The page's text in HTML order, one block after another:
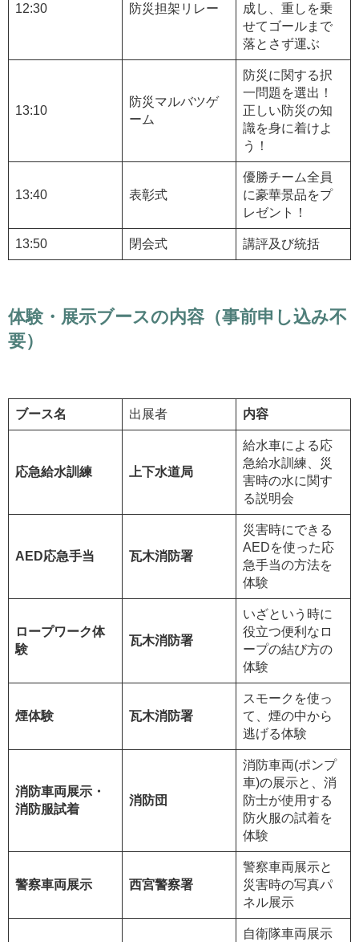
12:30 防災担架リレー
成し、重しを乗
せてゴールまで
落とさず運ぶ
13:10
防災マルバツゲ
ーム
防災に関する択
一問題を選出！
正しい防災の知
識を身に着けよ
う！
13:40 表彰式
優勝チーム全員
に豪華景品をプ
レゼント！
13:50 閉会式 講評及び統括
体験・展示ブースの内容（事前申し込み不
要）
ブース名 出展者 内容
応急給水訓練 上下水道局
給水車による応
急給水訓練、災
害時の水に関す
る説明会
AED応急手当 瓦木消防署
災害時にできる
AEDを使った応
急手当の方法を
体験
ロープワーク体
験
瓦木消防署
いざという時に
役立つ便利なロ
ープの結び方の
体験
煙体験 瓦木消防署
スモークを使っ
て、煙の中から
逃げる体験
消防車両展示・
消防服試着
消防団
消防車両(ポンプ
車)の展示と、消
防士が使用する
防火服の試着を
体験
警察車両展示 西宮警察署
警察車両展示と
災害時の写真パ
ネル展示
自衛隊車両展示